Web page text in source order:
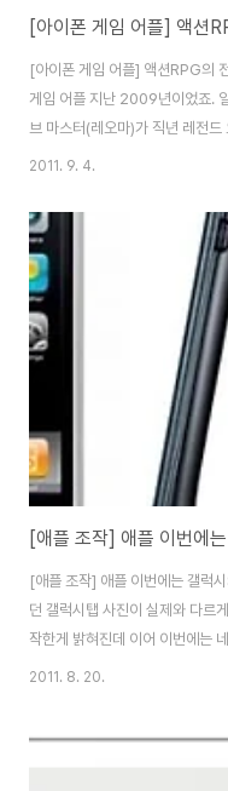
[아이폰 게임 어플] 액션RPG의
게임 어플 지난 2009년이었죠.
브 마스터(레오마)가 직년 레전
드로이드용으로도 출시했고, 지
에서 즐길 수 있는데요. 저는 아
iOS기준으로 레전드 오브 마스터
마스터2은 전작이나 경쟁게임에
디테일이 살아나는 느낌을 받을
는 진동을 통해 타격감까지 맛볼 ..
2011. 9. 4.
[애플 조작] 애플 이번에
[애플 조작] 애플 이번에는 갤럭
던 갤럭시탭 사진이 실제와 다르
작한게 밝혀진데 이어 이번에는
되었다는 의혹이 제기되었습니
기로 수정해 제출했다고 하는데
니다. 갤럭시S의 크기는 세로
2011. 8. 20.